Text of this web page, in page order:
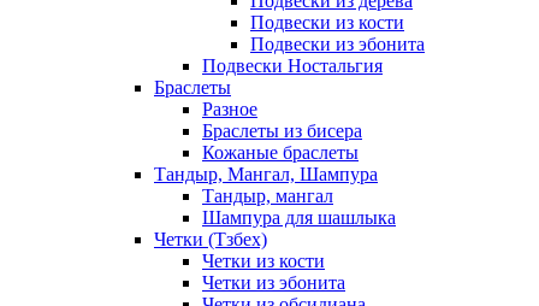
Подвески из кости
Подвески из эбонита
Подвески Ностальгия
Браслеты
Разное
Браслеты из бисера
Кожаные браслеты
Тандыр, Мангал, Шампура
Тандыр, мангал
Шампура для шашлыка
Четки (Тзбех)
Четки из кости
Четки из эбонита